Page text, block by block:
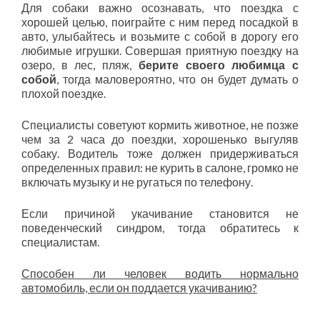
Для собаки важно осознавать, что поездка с
хорошей целью, поиграйте с ним перед посадкой в
авто, улыбайтесь и возьмите с собой в дорогу его
любимые игрушки. Совершая приятную поездку на
озеро, в лес, пляж, берите своего любимца с
собой, тогда маловероятно, что он будет думать о
плохой поездке.
Специалисты советуют кормить животное, не позже
чем за 2 часа до поездки, хорошенько выгуляв
собаку. Водитель тоже должен придерживаться
определенных правил: не курить в салоне, громко не
включать музыку и не ругаться по телефону.
Если причиной укачивание становится не
поведенческий синдром, тогда обратитесь к
специалистам.
Способен ли человек водить нормально
автомобиль, если он поддается укачиванию?